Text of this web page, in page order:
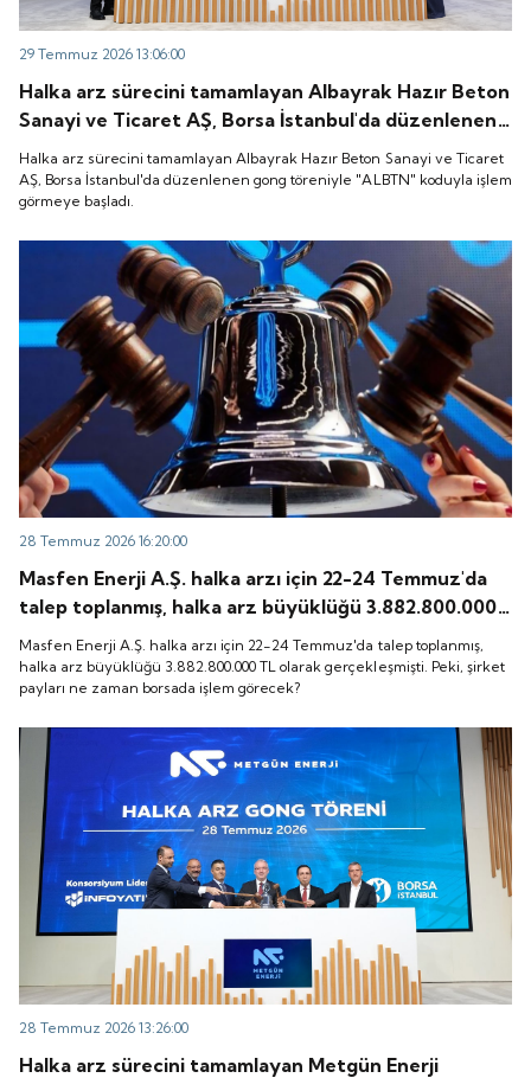
29 Temmuz 2026 13:06:00
Halka arz sürecini tamamlayan Albayrak Hazır Beton
Sanayi ve Ticaret AŞ, Borsa İstanbul'da düzenlenen
gong töreniyle "ALBTN" koduyla işlem görmeye
başladı.
Halka arz sürecini tamamlayan Albayrak Hazır Beton Sanayi ve Ticaret
AŞ, Borsa İstanbul'da düzenlenen gong töreniyle "ALBTN" koduyla işlem
görmeye başladı.
28 Temmuz 2026 16:20:00
Masfen Enerji A.Ş. halka arzı için 22-24 Temmuz'da
talep toplanmış, halka arz büyüklüğü 3.882.800.000
TL olarak gerçekleşmişti. Peki, şirket payları ne
zaman borsada işlem görecek?
Masfen Enerji A.Ş. halka arzı için 22-24 Temmuz'da talep toplanmış,
halka arz büyüklüğü 3.882.800.000 TL olarak gerçekleşmişti. Peki, şirket
payları ne zaman borsada işlem görecek?
28 Temmuz 2026 13:26:00
Halka arz sürecini tamamlayan Metgün Enerji